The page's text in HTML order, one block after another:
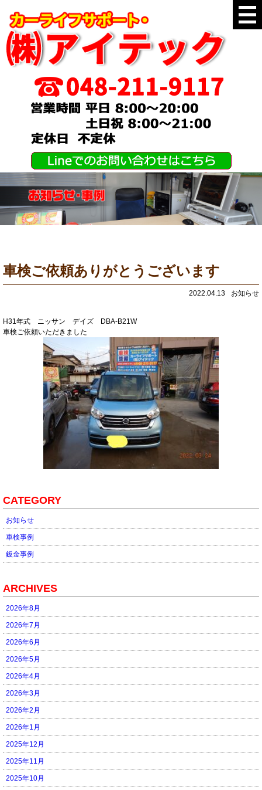
車検ご依頼ありがとうございます
2022.04.13 お知らせ
H31年式 ニッサン デイズ DBA-B21W
車検ご依頼いただきました
CATEGORY
お知らせ
車検事例
鈑金事例
ARCHIVES
2026年8月
2026年7月
2026年6月
2026年5月
2026年4月
2026年3月
2026年2月
2026年1月
2025年12月
2025年11月
2025年10月